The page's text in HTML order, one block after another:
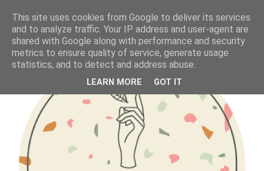
This site uses cookies from Google to deliver its services
and to analyze traffic. Your IP address and user-agent are
shared with Google along with performance and security
metrics to ensure quality of service, generate usage
statistics, and to detect and address abuse.
LEARN MORE GOT IT